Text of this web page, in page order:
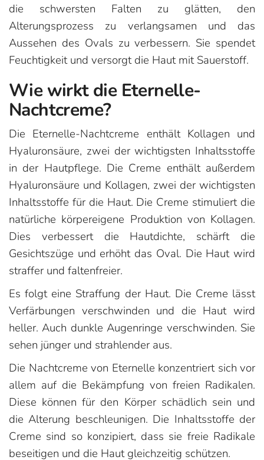
die schwersten Falten zu glätten, den
Alterungsprozess zu verlangsamen und das
Aussehen des Ovals zu verbessern. Sie spendet
Feuchtigkeit und versorgt die Haut mit Sauerstoff.
Wie wirkt die Eternelle-
Nachtcreme?
Die Eternelle-Nachtcreme enthält Kollagen und
Hyaluronsäure, zwei der wichtigsten Inhaltsstoffe
in der Hautpflege. Die Creme enthält außerdem
Hyaluronsäure und Kollagen, zwei der wichtigsten
Inhaltsstoffe für die Haut. Die Creme stimuliert die
natürliche körpereigene Produktion von Kollagen.
Dies verbessert die Hautdichte, schärft die
Gesichtszüge und erhöht das Oval. Die Haut wird
straffer und faltenfreier.
Es folgt eine Straffung der Haut. Die Creme lässt
Verfärbungen verschwinden und die Haut wird
heller. Auch dunkle Augenringe verschwinden. Sie
sehen jünger und strahlender aus.
Die Nachtcreme von Eternelle konzentriert sich vor
allem auf die Bekämpfung von freien Radikalen.
Diese können für den Körper schädlich sein und
die Alterung beschleunigen. Die Inhaltsstoffe der
Creme sind so konzipiert, dass sie freie Radikale
beseitigen und die Haut gleichzeitig schützen.